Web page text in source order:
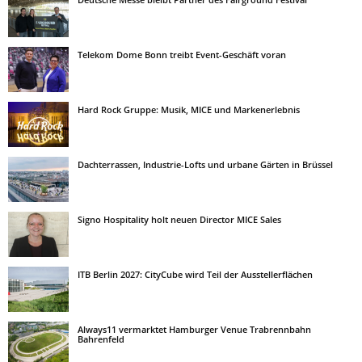
Telekom Dome Bonn treibt Event-Geschäft voran
Hard Rock Gruppe: Musik, MICE und Markenerlebnis
Dachterrassen, Industrie-Lofts und urbane Gärten in Brüssel
Signo Hospitality holt neuen Director MICE Sales
ITB Berlin 2027: CityCube wird Teil der Ausstellerflächen
Always11 vermarktet Hamburger Venue Trabrennbahn
Bahrenfeld